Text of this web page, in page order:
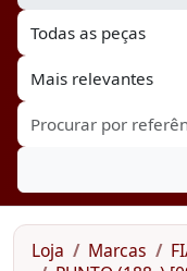
Loja Marcas